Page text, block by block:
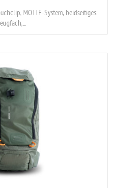
MOLLE-System, beidseitiges